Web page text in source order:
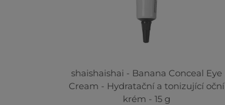
shaishaishai - Banana Conceal Eye
Cream - Hydratační a tonizující oční
krém - 15 g